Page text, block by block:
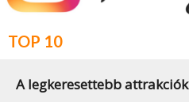
TOP 10
A legkeresettebb attrakciók